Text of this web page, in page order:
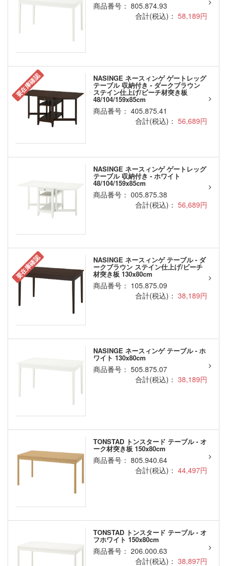
商品番号： 805.874.93
合計(税込)： 58,189円
要在庫確認 NASINGE ネースィンゲ ゲートレッグ
テーブル 収納付き - ダークブラウン
ステイン仕上げ/ビーチ材突き板
48/104/159x85cm
商品番号： 405.875.41
合計(税込)： 56,689円
NASINGE ネースィンゲ ゲートレッグ
テーブル 収納付き - ホワイト
48/104/159x85cm
商品番号： 005.875.38
合計(税込)： 56,689円
要在庫確認 NASINGE ネースィンゲ テーブル - ダ
ークブラウン ステイン仕上げ/ビーチ
材突き板 130x80cm
商品番号： 105.875.09
合計(税込)： 38,189円
NASINGE ネースィンゲ テーブル - ホ
ワイト 130x80cm
商品番号： 505.875.07
合計(税込)： 38,189円
TONSTAD トンスタード テーブル - オ
ーク材突き板 150x80cm
商品番号： 805.940.64
合計(税込)： 44,497円
TONSTAD トンスタード テーブル - オ
フホワイト 150x80cm
商品番号： 206.000.63
合計(税込)： 38,897円